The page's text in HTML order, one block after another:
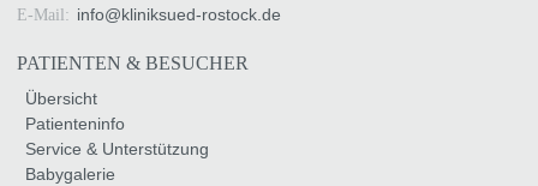
E-Mail: info@kliniksued-rostock de
PATIENTEN & BESUCHER
Übersicht
Patienteninfo
Service & Unterstützung
Babygalerie